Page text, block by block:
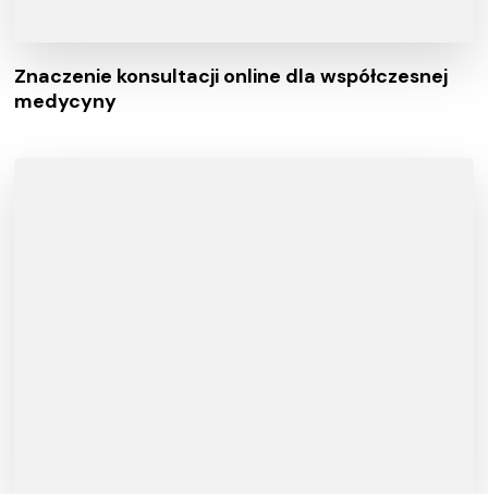
Znaczenie konsultacji online dla współczesnej
medycyny